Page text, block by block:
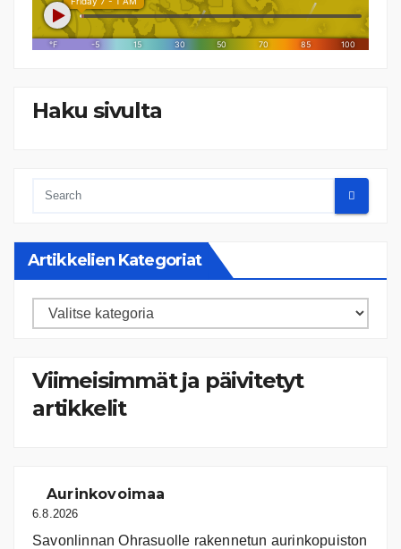
Haku sivulta
Artikkelien Kategoriat
Artikkelien
Viimeisimmät ja päivitetyt
artikkelit
Aurinkovoimaa
6.8.2026
Savonlinnan Ohrasuolle rakennetun aurinkopuiston